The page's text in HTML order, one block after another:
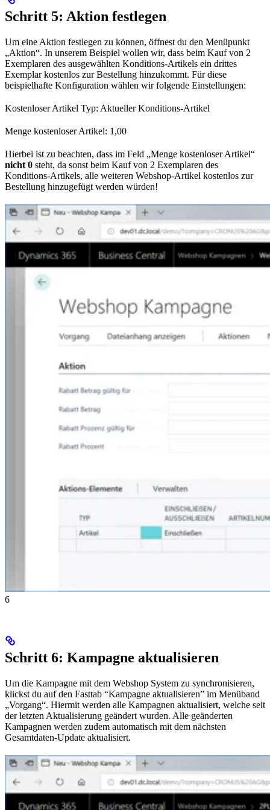
Schritt 5: Aktion festlegen
Um eine Aktion festlegen zu können, öffnest du den Menüpunkt
„Aktion“. In unserem Beispiel wollen wir, dass beim Kauf von 2
Exemplaren des ausgewählten Konditions-Artikels ein drittes
Exemplar kostenlos zur Bestellung hinzukommt. Für diese
beispielhafte Konfiguration wählen wir folgende Einstellungen:
Kostenloser Artikel Typ: Aktueller Konditions-Artikel
Menge kostenloser Artikel: 1,00
Hierbei ist zu beachten, dass im Feld „Menge kostenloser Artikel“
nicht 0 steht, da sonst beim Kauf von 2 Exemplaren des
Konditions-Artikels, alle weiteren Webshop-Artikel kostenlos zur
Bestellung hinzugefügt werden würden!
6
Schritt 6: Kampagne aktualisieren
Um die Kampagne mit dem Webshop System zu synchronisieren,
klickst du auf den Fasttab “Kampagne aktualisieren” im Menüband
„Vorgang“. Hiermit werden alle Kampagnen aktualisiert, welche seit
der letzten Aktualisierung geändert wurden. Alle geänderten
Kampagnen werden zudem automatisch mit dem nächsten
Gesamtdaten-Update aktualisiert.